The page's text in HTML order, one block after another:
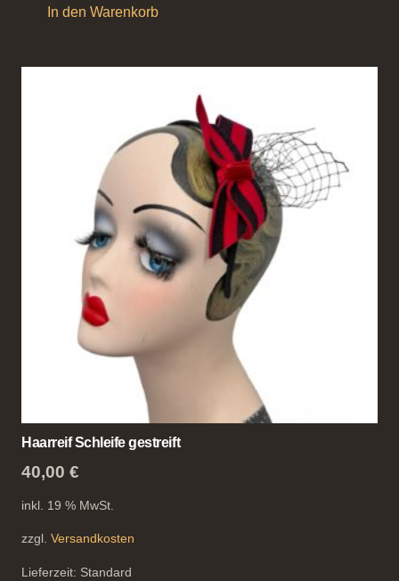
In den Warenkorb
Haarreif Schleife gestreift
40,00 €
inkl. 19 % MwSt.
zzgl. Versandkosten
Lieferzeit: Standard